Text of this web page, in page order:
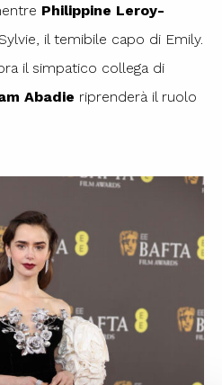
Philippine Leroy-
il temibile capo di Emily.
il simpatico collega di
Abadie riprenderà il ruolo